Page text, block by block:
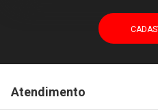
Atendimento